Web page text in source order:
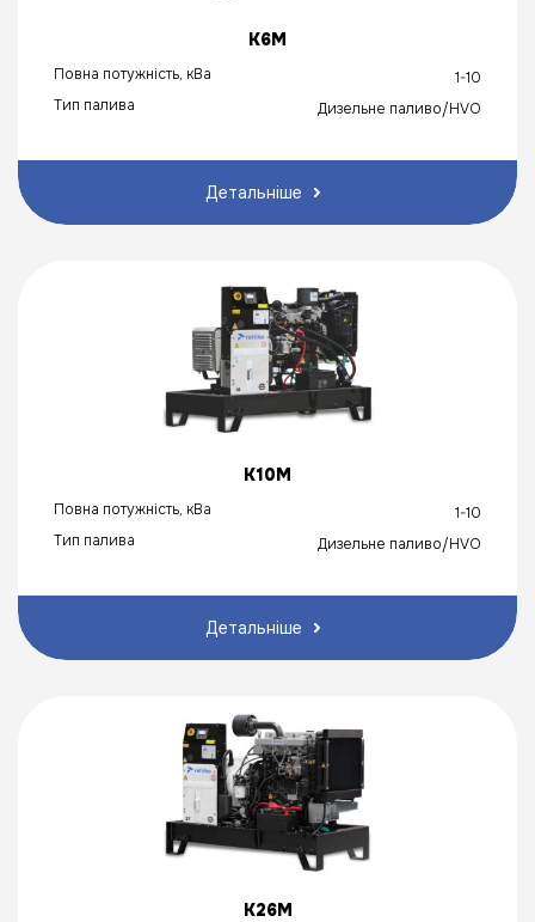
K6M
Повна потужність, кВа
1-10
Тип палива
Дизельне паливо/HVO
Детальніше
K10M
Повна потужність, кВа
1-10
Тип палива
Дизельне паливо/HVO
Детальніше
K26M